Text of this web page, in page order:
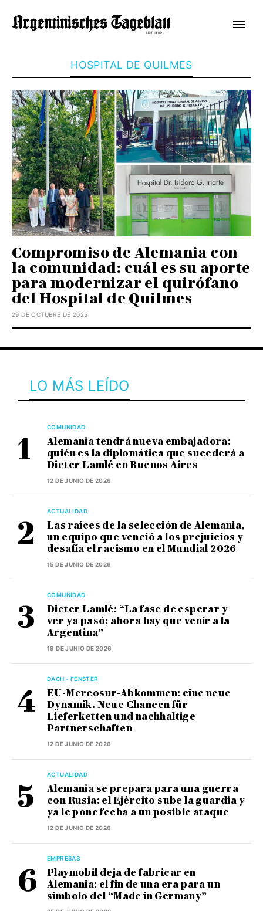
HOSPITAL DE QUILMES
Compromiso de Alemania con
la comunidad: cuál es su aporte
para modernizar el quirófano
del Hospital de Quilmes
29 DE OCTUBRE DE 2025
LO MÁS LEÍDO
COMUNIDAD
Alemania tendrá nueva embajadora:
quién es la diplomática que sucederá a
Dieter Lamlé en Buenos Aires
12 DE JUNIO DE 2026
ACTUALIDAD
Las raíces de la selección de Alemania,
un equipo que venció a los prejuicios y
desafía el racismo en el Mundial 2026
15 DE JUNIO DE 2026
COMUNIDAD
Dieter Lamlé: “La fase de esperar y
ver ya pasó; ahora hay que venir a la
Argentina”
19 DE JUNIO DE 2026
DACH - FENSTER
EU-Mercosur-Abkommen: eine neue
Dynamik. Neue Chancen für
Lieferketten und nachhaltige
Partnerschaften
12 DE JUNIO DE 2026
ACTUALIDAD
Alemania se prepara para una guerra
con Rusia: el Ejército sube la guardia y
ya le pone fecha a un posible ataque
12 DE JUNIO DE 2026
EMPRESAS
Playmobil deja de fabricar en
Alemania: el fin de una era para un
símbolo del “Made in Germany”